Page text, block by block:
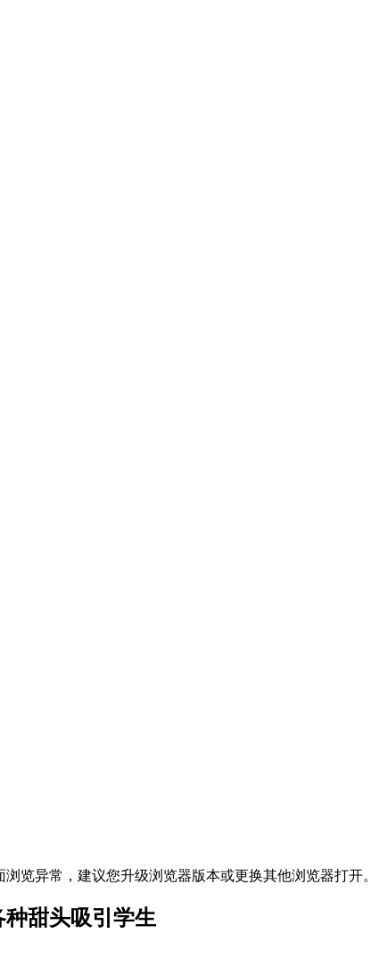
览异常，建议您升级浏览器版本或更换其他浏览器打开。
甜头吸引学生